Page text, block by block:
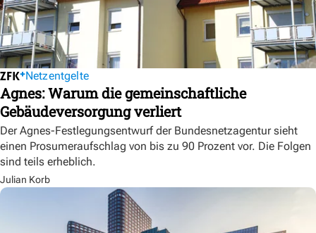
Netzentgelte
Agnes: Warum die gemeinschaftliche
Gebäudeversorgung verliert
Der Agnes-Festlegungsentwurf der Bundesnetzagentur sieht
einen Prosumeraufschlag von bis zu 90 Prozent vor. Die Folgen
sind teils erheblich.
Julian Korb